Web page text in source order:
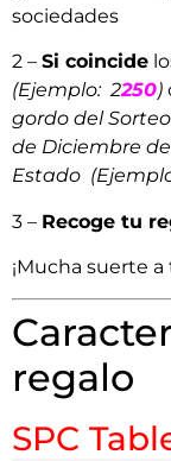
sociedades
2 – Si coincide
(Ejemplo: 2250)
gordo del
de Diciembre
Estado
3 – Recoge tu
¡Mucha suerte a
regalo
SPC